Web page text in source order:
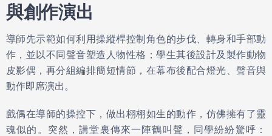
與創作演出
導師先示範如何利用操縱桿控制角色的步伐、轉身和手部動
作，並以不同聲音塑造人物性格；學生其後設計及製作動物
皮影偶，再分組編排簡短情節，在幕布後配合燈光、聲音與
動作即席演出。
戲偶在導師的操控下，做出栩栩如生的動作，仿佛擁有了靈
魂似的。突然，講堂裏傳來一陣鶴叫聲，同學紛紛驚呼：